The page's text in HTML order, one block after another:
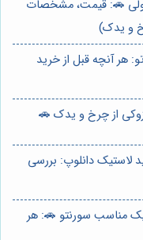
🚗: قیمت، مشخصات
و یدک)
هر آنچه قبل از خرید
از چرخ و یدک 🚗
لاستیک دانلوپ: بررسی
مناسب سورنتو 🚗: هر